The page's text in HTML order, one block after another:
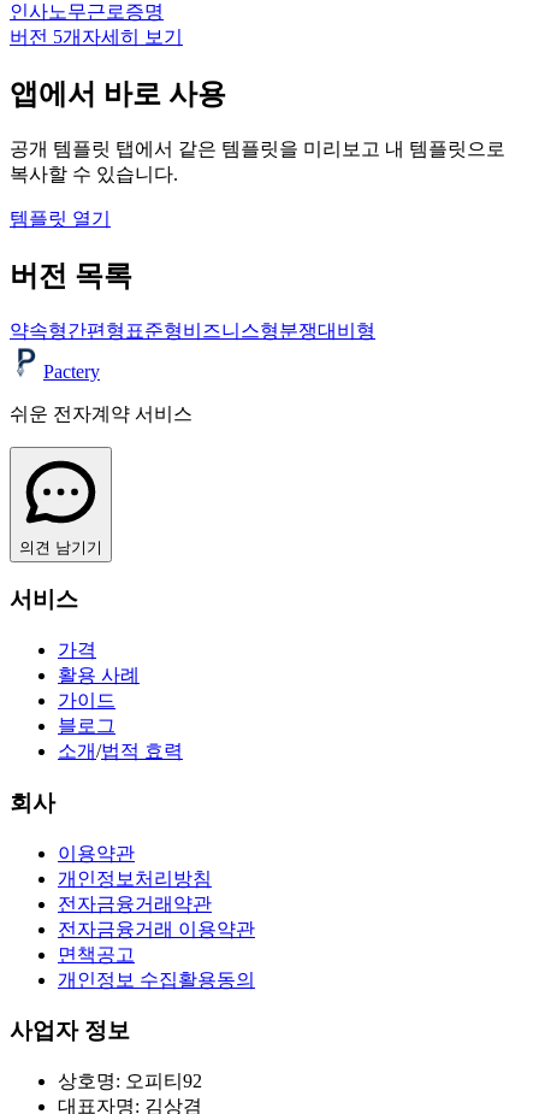
인사노무근로증명
버전 5개 자세히 보기
앱에서 바로 사용
공개 템플릿 탭에서 같은 템플릿을 미리보고 내 템플릿으로
복사할 수 있습니다.
템플릿 열기
버전 목록
약속형간편형 표준형비즈니스형분쟁대비형
Pactery
쉬운 전자계약 서비스
의견 남기기
서비스
가격
활용 사례
가이드
블로그
소개/법적 효력
회사
이용약관
개인정보처리방침
전자금융거래약관
전자금융거래 이용약관
면책공고
개인정보 수집활용동의
사업자 정보
상호명: 오피티92
대표자명: 김상겸